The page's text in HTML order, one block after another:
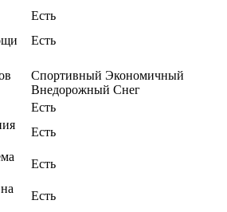
Есть
Есть
Спортивный Экономичный
Внедорожный Снег
Есть
Есть
Есть
Есть